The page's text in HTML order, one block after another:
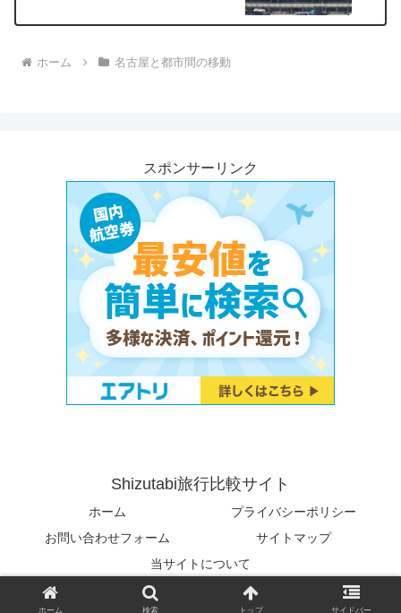
ホーム 名古屋と都市間の移動
スポンサーリンク
Shizutabi旅行比較サイト
ホーム
プライバシーポリシー
お問い合わせフォーム
サイトマップ
当サイトについて
© 2023 Shizutabi旅行比較サイト.
ホーム 検索 トップ サイドバー